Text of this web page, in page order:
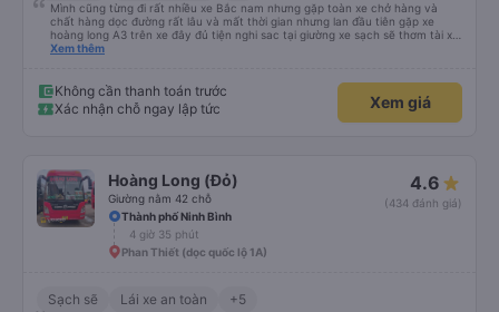
Mình cũng từng đi rất nhiều xe Bắc nam nhưng gặp toàn xe chở hàng và
chất hàng dọc đường rất lâu và mất thời gian nhưng lan đầu tiên gặp xe
hoàng long A3 trên xe đây đủ tiện nghi sac tại giường xe sạch sẽ thơm tài xế
lo xe thoải mái vui tính sẽ con ung hô nhe
Xem thêm
Không cần thanh toán trước
Xác nhận chỗ ngay lập tức
Xem giá
Hoàng Long (Đỏ)
Giường nằm 42 chỗ
4.6
(434 đánh giá)
Thành phố Ninh Bình
4 giờ 35 phút
Phan Thiết (dọc quốc lộ 1A)
Sạch sẽ Lái xe an toàn +5